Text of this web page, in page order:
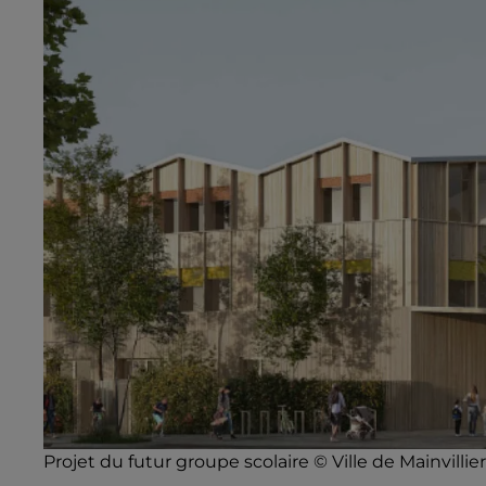
Projet du futur groupe scolaire © Ville de